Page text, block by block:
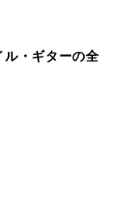
ル・ギターの全